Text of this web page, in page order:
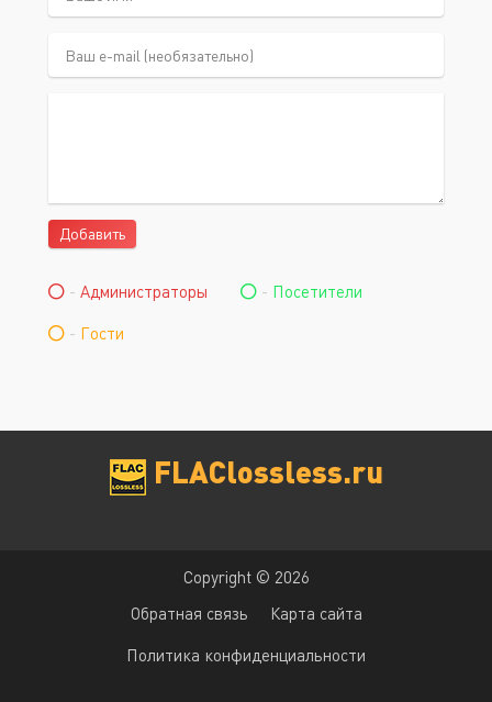
Добавить
- Администраторы - Посетители
- Гости
FLAClossless.ru
Copyright © 2026
Обратная связь
Карта сайта
Политика конфиденциальности